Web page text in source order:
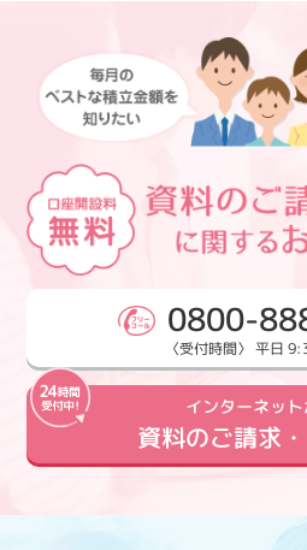
0800-
〈受付時間〉 平日
インターネッ
資料のご請求